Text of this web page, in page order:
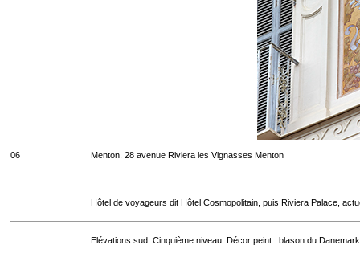
06 Menton. 28 avenue Riviera les Vignasses Menton
Hôtel de voyageurs dit Hôtel Cosmopolitain, puis Riviera Palace,
Elévations sud. Cinquième niveau. Décor peint : blason du